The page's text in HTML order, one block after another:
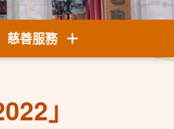
慈善服務
」